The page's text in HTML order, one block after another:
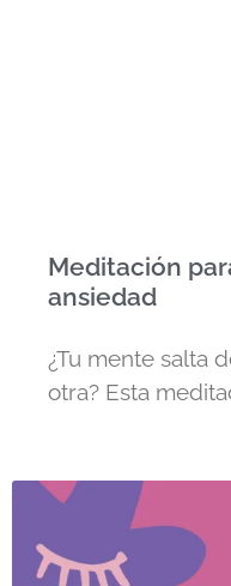
Meditación
ansiedad
¿Tu mente salta
otra? Esta